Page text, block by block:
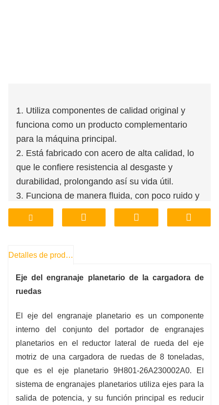
1. Utiliza componentes de calidad original y
funciona como un producto complementario
para la máquina principal.
2. Está fabricado con acero de alta calidad, lo
que le confiere resistencia al desgaste y
durabilidad, prolongando así su vida útil.
3. Funciona de manera fluida, con poco ruido y
alta fiabilidad.
El eje planetario se ofrece en una tienda que
su personalización.
garantía de calidad.
6. El eje se encuentra en stock en la fábrica, lo
Detalles de producto
Eje del engranaje planetario de la cargadora de
ruedas
El eje del engranaje planetario es un componente
interno del conjunto del portador de engranajes
planetarios en el reductor lateral de rueda del eje
motriz de una cargadora de ruedas de 8 toneladas,
que es el eje planetario 9H801-26A230002A0. El
sistema de engranajes planetarios utiliza ejes para la
salida de potencia, y su función principal es reducir